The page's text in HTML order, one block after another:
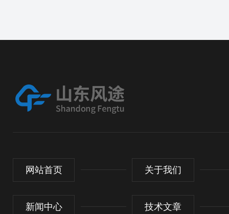
网站首页 关于我们
新闻中心 技术文章